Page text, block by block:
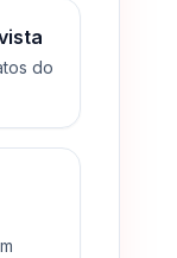
do